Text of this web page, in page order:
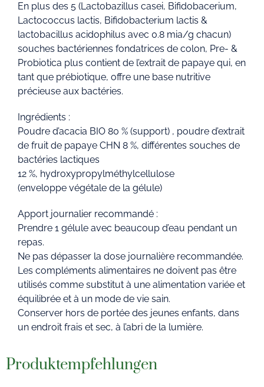
En plus des 5 (Lactobazillus casei, Bifidobacerium,
Lactococcus lactis, Bifidobacterium lactis &
lactobacillus acidophilus avec 0.8 mia/g chacun)
souches bactériennes fondatrices de colon, Pre- &
Probiotica plus contient de l’extrait de papaye qui, en
tant que prébiotique, offre une base nutritive
précieuse aux bactéries.
Ingrédients :
Poudre d’acacia BIO 80 % (support) , poudre d’extrait
de fruit de papaye CHN 8 %, différentes souches de
bactéries lactiques
12 %, hydroxypropylméthylcellulose
(enveloppe végétale de la gélule)
Apport journalier recommandé :
Prendre 1 gélule avec beaucoup d’eau pendant un
repas.
Ne pas dépasser la dose journalière recommandée.
Les compléments alimentaires ne doivent pas être
utilisés comme substitut à une alimentation variée et
équilibrée et à un mode de vie sain.
Conserver hors de portée des jeunes enfants, dans
un endroit frais et sec, à l’abri de la lumière.
Produktempfehlungen